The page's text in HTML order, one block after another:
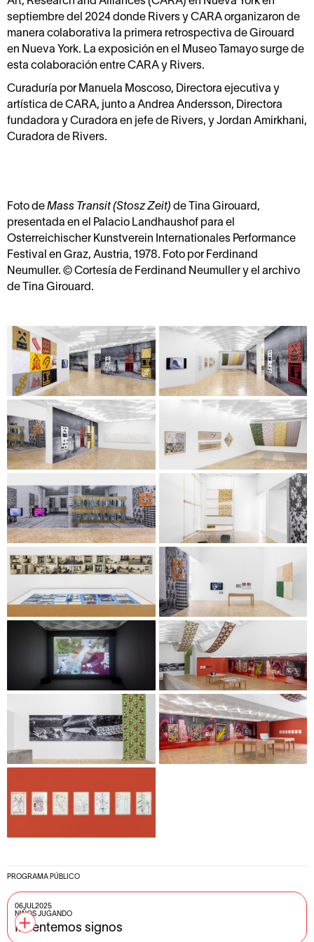
septiembre del 2024 donde Rivers y CARA organizaron de
manera colaborativa la primera retrospectiva de Girouard
en Nueva York. La exposición en el Museo Tamayo surge de
esta colaboración entre CARA y Rivers.
Curaduría por Manuela Moscoso, Directora ejecutiva y
artística de CARA, junto a Andrea Andersson, Directora
fundadora y Curadora en jefe de Rivers, y Jordan Amirkhani,
Curadora de Rivers.
Foto de Mass Transit (Stosz Zeit) de Tina Girouard,
presentada en el Palacio Landhaushof para el
Osterreichischer Kunstverein Internationales Performance
Festival en Graz, Austria, 1978. Foto por Ferdinand
Neumuller. ©️ Cortesía de Ferdinand Neumuller y el archivo
de Tina Girouard.
PROGRAMA PÚBLICO
06JUL2025
NIÑOS JUGANDO
Inventemos signos